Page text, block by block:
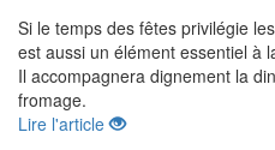
Si le temps des fêtes privilégie
est aussi un élément essentiel
Il accompagnera dignement la
fromage.
Lire l'article